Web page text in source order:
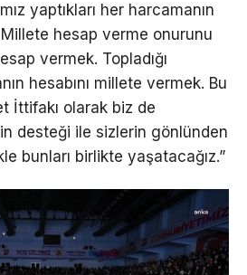
yaptıkları her harcamanın
Millete hesap verme onurunu
vermek. Topladığı
hesabını millete vermek. Bu
İttifakı olarak biz de
desteği ile sizlerin gönlünden
bunları birlikte yaşatacağız.”